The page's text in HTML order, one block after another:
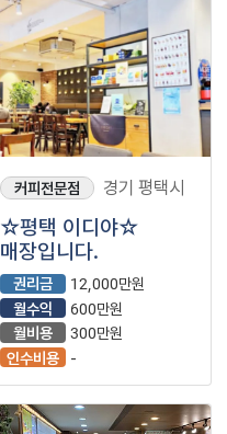
커피전문점 경기 평택시
☆평택 이디야☆
매장입니다.
권리금
12,000만원
월수익
600만원
월비용
300만원
인수비용
-